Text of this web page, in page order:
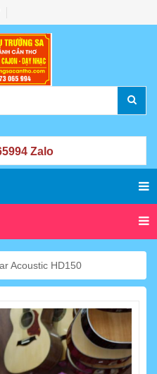
Zalo
Acoustic HD150